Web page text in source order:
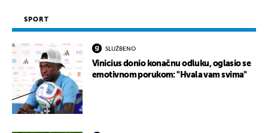
SPORT
SLUŽBENO
Vinicius donio konačnu odluku, oglasio se
emotivnom porukom: "Hvala vam svima"